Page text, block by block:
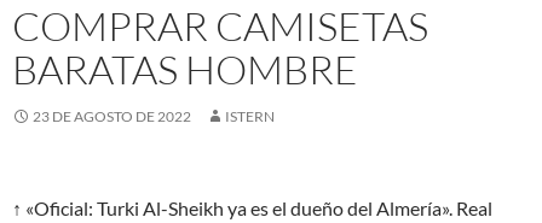
COMPRAR CAMISETAS
BARATAS HOMBRE
23 DE AGOSTO DE 2022 ISTERN
↑ «Oficial: Turki Al-Sheikh ya es el dueño del Almería». Real